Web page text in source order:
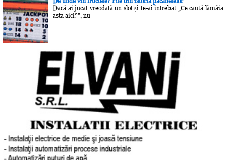
Dacă ai jucat vreodată un slot și te-ai întrebat „Ce caută lămâia
asta aici?”, nu